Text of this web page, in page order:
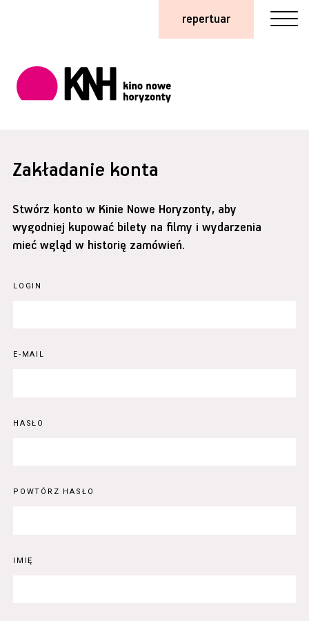
repertuar
Zakładanie konta
Stwórz konto w Kinie Nowe Horyzonty, aby
wygodniej kupować bilety na filmy i wydarzenia
mieć wgląd w historię zamówień.
LOGIN
E-MAIL
HASŁO
POWTÓRZ HASŁO
IMIĘ